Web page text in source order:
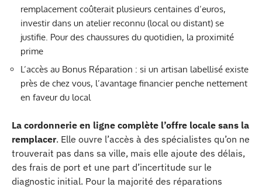
remplacement coûterait plusieurs centaines d’euros,
investir dans un atelier reconnu (local ou distant) se
justifie. Pour des chaussures du quotidien, la proximité
prime
L’accès au Bonus Réparation : si un artisan labellisé existe
près de chez vous, l’avantage financier penche nettement
en faveur du local
La cordonnerie en ligne complète l’offre locale sans la
remplacer. Elle ouvre l’accès à des spécialistes qu’on ne
trouverait pas dans sa ville, mais elle ajoute des délais,
des frais de port et une part d’incertitude sur le
diagnostic initial. Pour la majorité des réparations